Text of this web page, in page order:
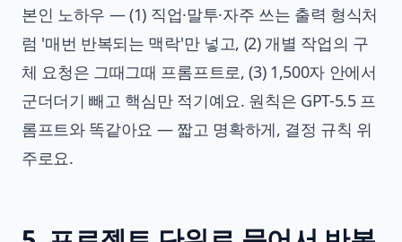
본인 노하우 — (1) 직업·말투·자주 쓰는 출력 형식처
럼 '매번 반복되는 맥락'만 넣고, (2) 개별 작업의 구
체 요청은 그때그때 프롬프트로, (3) 1,500자 안에서
군더더기 빼고 핵심만 적기예요. 원칙은 GPT-5.5 프
롬프트와 똑같아요 — 짧고 명확하게, 결정 규칙 위
주로요.